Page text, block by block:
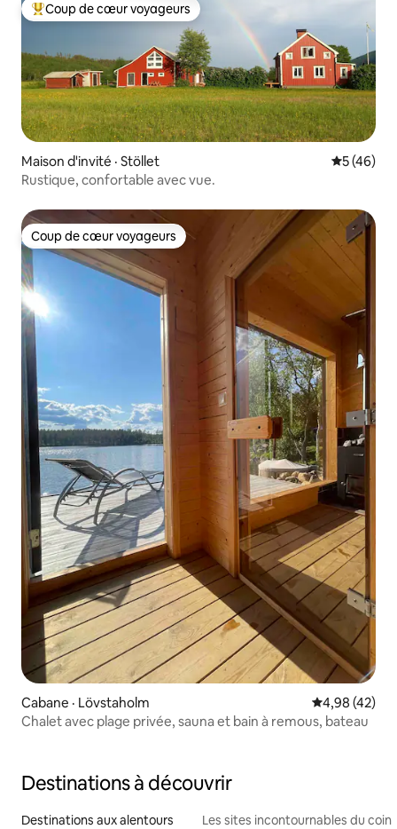
Coup de cœur voyageurs parmi les plus aimés
Coup de cœur voyageurs
Maison d'invité · Stöllet Note
5 (46)
Rustique, confortable avec vue.
Coup de cœur voyageurs
Coup de cœur voyageurs
Cabane · Lövstaholm Note
4,98 (42)
Chalet avec plage privée, sauna et bain à remous, bateau
Destinations à découvrir
Destinations aux alentours Les sites incontournables du coin